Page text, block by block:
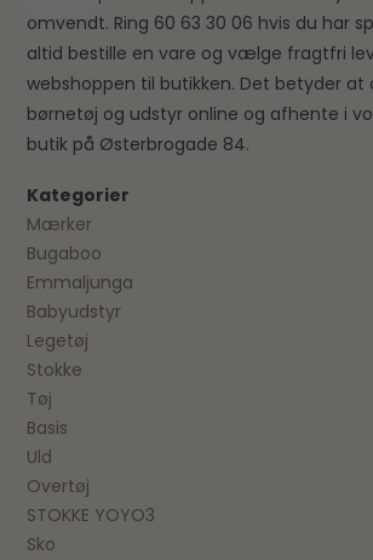
omvendt. Ring 60 63 30 06 hvis du har
altid bestille en vare og vælge fragtfri
webshoppen til butikken. Det betyder at
børnetøj og udstyr online og afhente i
butik på Østerbrogade 84.
Kategorier
Mærker
Bugaboo
Emmaljunga
Babyudstyr
Legetøj
Stokke
Tøj
Basis
Uld
Overtøj
STOKKE YOYO3
Sko